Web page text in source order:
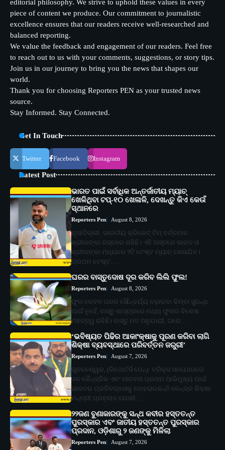
editorial philosophy. We strive to uphold these values in every
piece of content we produce. Our commitment to journalistic
excellence ensures that our readers receive well-researched and
balanced reporting.
We value the feedback and engagement of our readers. Feel free
to reach out to us with your comments, suggestions, or story tips.
Join us in our journey to bring you the news that shapes our
world.
Thank you for choosing Reporters PEN as your trusted news
source.
Stay Informed. Stay Connected.
Get In Touch
Twitter Facebook Instagram
Latest Post
ଭାରତ ପାଇଁ ସର୍ବାଧିକ ଅନ୍ତର୍ଜାତୀୟ ମ୍ୟାଚ୍
ଖେଳିଥିବା ଟପ୍-୧୦ ଖେଳାଳି, ଦେଖନ୍ତୁ କିଏ କେଉଁ
ସ୍ଥାନରେ
Reporters Pen August 8, 2026
ନୂଆଦିଲ୍ଲୀ: ଭାରତୀୟ କ୍ରିକେଟ୍ ଟିମ୍ ବର୍ତ୍ତମାନ
ଶ୍ରୀଲଙ୍କା ଗସ୍ତରେ ରହିଛି। ଏହି ଗସ୍ତରେ ଭାରତ ଓ
ଶ୍ରୀଲଙ୍କା ମଧ୍ୟରେ ୨ଟି ଟେଷ୍ଟ ମ୍ୟାଚ୍ ଖେଳାଯିବ।
ପ୍ରଥମ ଟେଷ୍ଟ…
ଘରର ବାସ୍ତୁଦୋଷ ଦୂର କରିବ ଲିଲି ଫୁଲ!
Reporters Pen August 8, 2026
ଫୁଲ କେବଳ ଘରର ସୌନ୍ଦର୍ଯ୍ୟ ବଢ଼ାଇବା କିମ୍ବା ସୁଗନ୍ଧ
ପାଇଁ ନୁହେଁ, ବାସ୍ତୁ ଶାସ୍ତ୍ରରେ ମଧ୍ୟ ଫୁଲର ବିଶେଷ
ମହତ୍ତ୍ୱ ରହିଛି। ବାସ୍ତୁ ମତ ଅନୁଯାୟୀ, ଘରେ…
‘ଭବିଷ୍ୟତ ପିଢିର ଆକାଂକ୍ଷାକୁ ପୂରଣ କରିବା ଲାଗି
ଶିକ୍ଷା ବ୍ୟବସ୍ଥାରେ ପରିବର୍ତ୍ତନ ଜରୁରୀ’
Reporters Pen August 7, 2026
ଭୁବନେଶ୍ୱର, (ରିପୋର୍ଟର୍ସ ପେନ୍‌): ବ୍ରିକ୍ସ ସହଯୋଗରେ
ଜନ କୈନ୍ଦ୍ରିକ ଏବଂ ମାନବତା ପ୍ରଥମ ଆଭିମୁଖ୍ୟ ପାଇଁ
ଭାରତର ପ୍ରତିବଦ୍ଧତାକୁ ଦୋହରାଇଛନ୍ତି କେନ୍ଦ୍ର ଶିକ୍ଷା
ମନ୍ତ୍ରୀ ପ୍ରହ୍ଲାଦ ଯୋଶୀ…
୨୨ଜଣ ବୁଣାକାରଙ୍କୁ ସନ୍ଥ କବୀର ହସ୍ତତନ୍ତ
ପୁରସ୍କାର ଏବଂ ଜାତୀୟ ହସ୍ତତନ୍ତ ପୁରସ୍କାର
ପ୍ରଦାନ, ଓଡ଼ିଶାରୁ ୨ ଜଣଙ୍କୁ ମିଳିଲା
Reporters Pen August 7, 2026